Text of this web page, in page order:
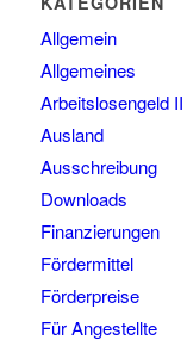
Allgemein
Allgemeines
Arbeitslosengeld II
Ausland
Ausschreibung
Downloads
Finanzierungen
Fördermittel
Förderpreise
Für Angestellte